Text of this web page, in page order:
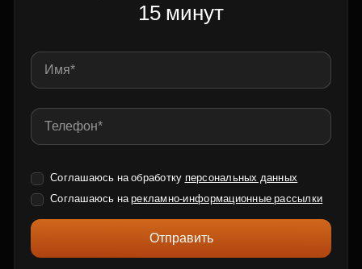
15 минут
Соглашаюсь на обработку персональных данных
Соглашаюсь нарекламно-информационные рассылки
Отправить